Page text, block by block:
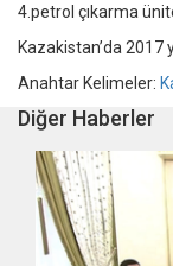
4.petrol çıkarma
Kazakistan’da 2017
Anahtar Kelimeler:
Diğer Haberler